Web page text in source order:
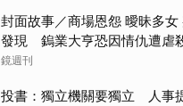
封面故事／商場恩怨 曖昧多女
發現 鎢業大亨恐因情仇遭虐
鏡週刊
投書：獨立機關要獨立 人事